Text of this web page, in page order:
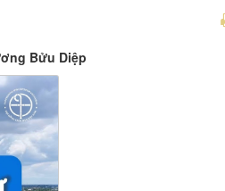
Bửu Diệp